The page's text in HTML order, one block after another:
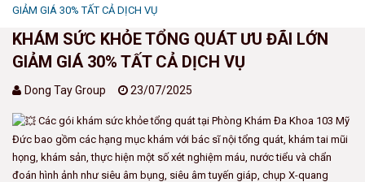
GIẢM GIÁ 30% TẤT CẢ DỊCH VỤ
KHÁM SỨC KHỎE TỔNG QUÁT ƯU ĐÃI LỚN
GIẢM GIÁ 30% TẤT CẢ DỊCH VỤ
Dong Tay Group 23/07/2025
Các gói khám sức khỏe tổng quát tại Phòng Khám Đa Khoa 103 Mỹ
Đức bao gồm các hạng mục khám với bác sĩ nội tổng quát, khám tai mũi
họng, khám sản, thực hiện một số xét nghiệm máu, nước tiểu và chẩn
đoán hình ảnh như siêu âm bụng, siêu âm tuyến giáp, chụp X-quang